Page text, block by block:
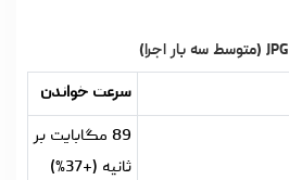
سرعت خواندن
89 مگابایت بر
ثانیه (+37%)